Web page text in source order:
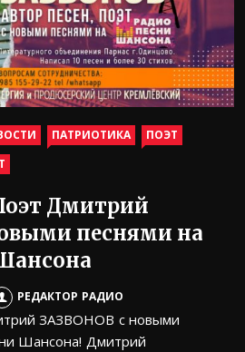
ПАТРИОТИКА
ПОЭТ
Дмитрий
песнями на
РЕДАКТОР РАДИО
ЗАЗВОНОВ с новыми
Шансона! Дмитрий